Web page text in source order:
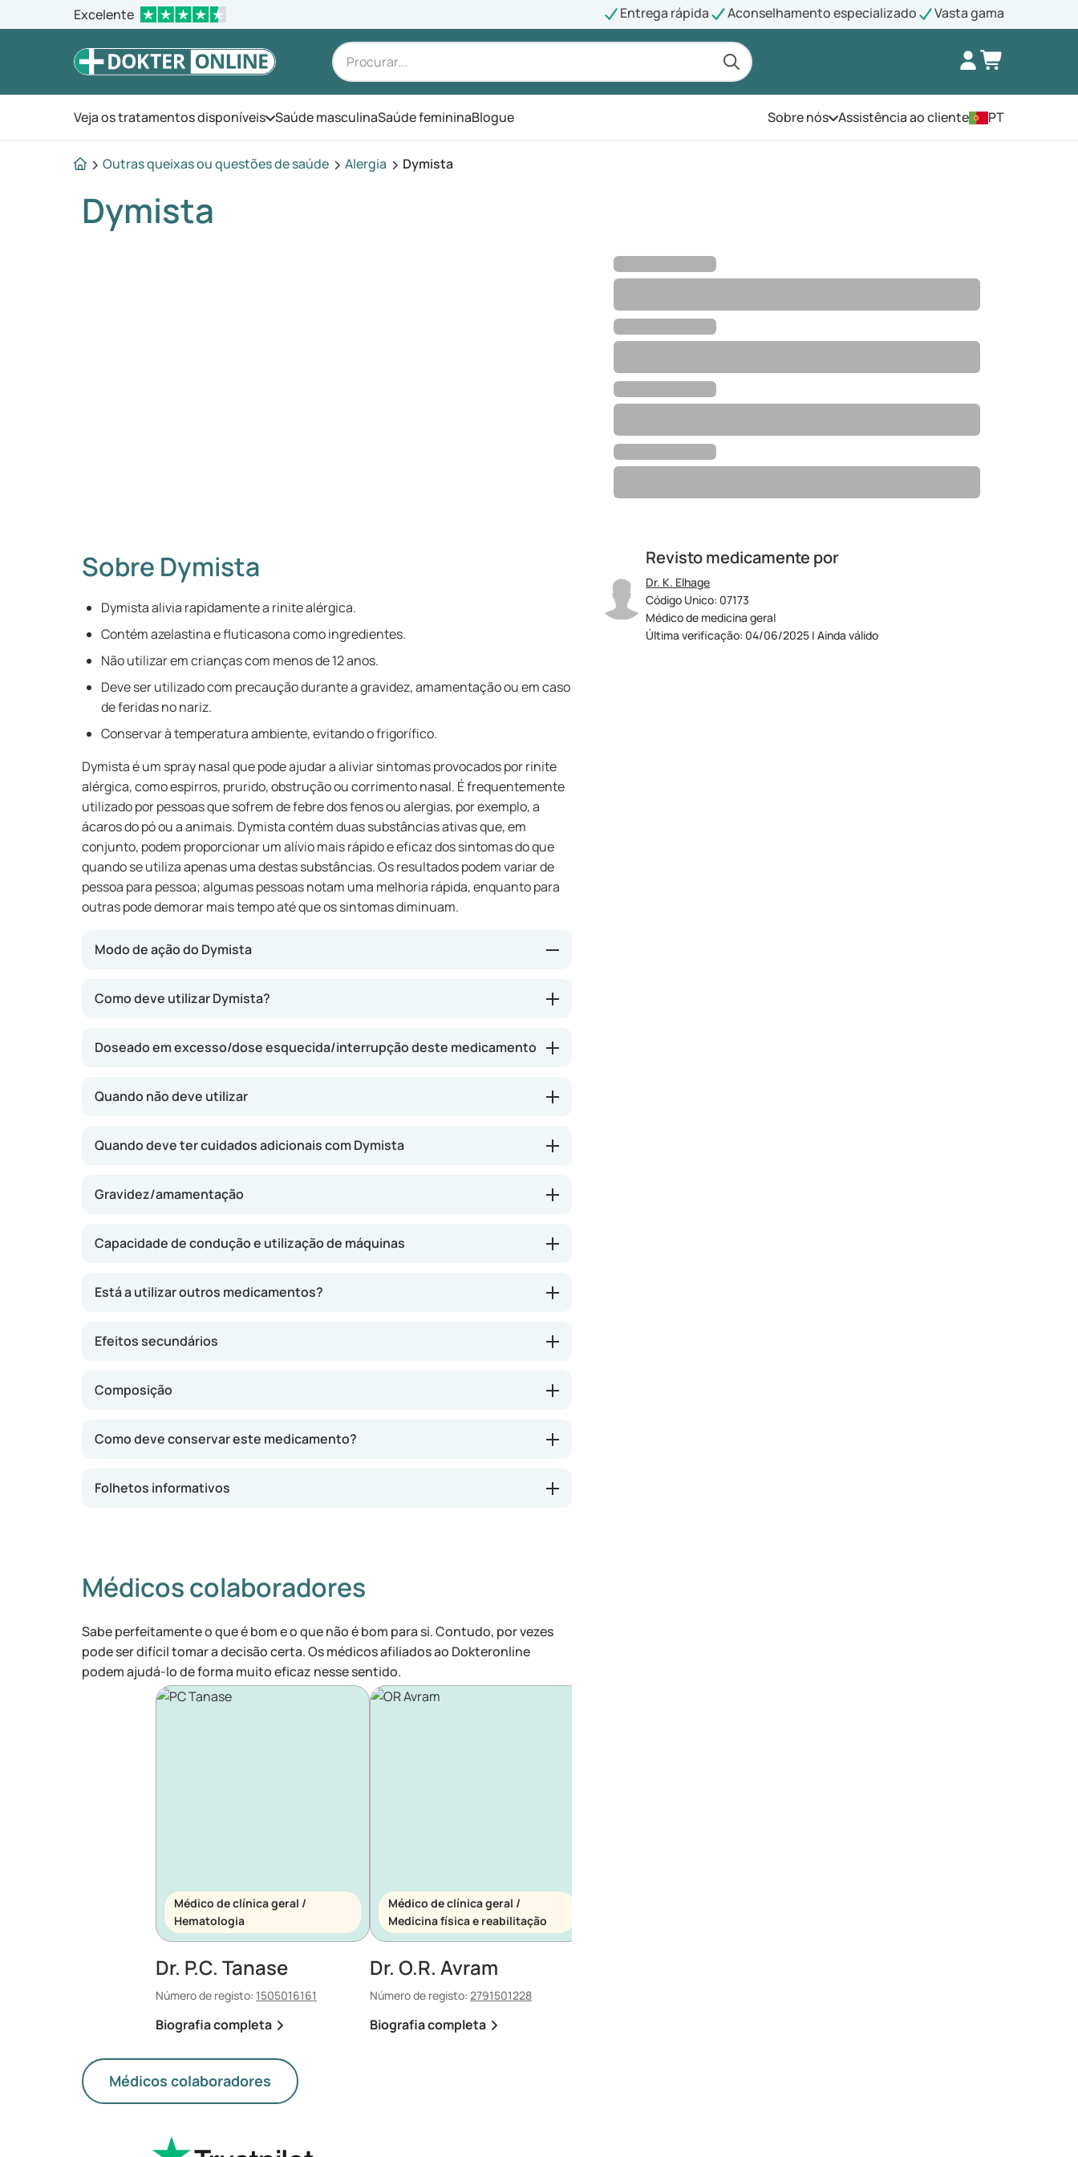
Excelente Entrega rápida Aconselhamento especializado Vasta gama
Veja os tratamentos disponíveisAbra o menu
Saúde masculinaSaúde femininaBlogue Sobre nósAbra o menu
Assistência ao cliente PT
Outras queixas ou questões de saúde Alergia Dymista
Dymista
Revisto medicamente por
Dr. K. Elhage
Código Unico: 07173
Médico de medicina geral
Última verificação: 04/06/2025 | Ainda válido
Sobre Dymista
Dymista alivia rapidamente a rinite alérgica.
Contém azelastina e fluticasona como ingredientes.
Não utilizar em crianças com menos de 12 anos.
Deve ser utilizado com precaução durante a gravidez, amamentação ou em caso
de feridas no nariz.
Conservar à temperatura ambiente, evitando o frigorífico.
Dymista é um spray nasal que pode ajudar a aliviar sintomas provocados por rinite
alérgica, como espirros, prurido, obstrução ou corrimento nasal. É frequentemente
utilizado por pessoas que sofrem de febre dos fenos ou alergias, por exemplo, a
ácaros do pó ou a animais. Dymista contém duas substâncias ativas que, em
conjunto, podem proporcionar um alívio mais rápido e eficaz dos sintomas do que
quando se utiliza apenas uma destas substâncias. Os resultados podem variar de
pessoa para pessoa; algumas pessoas notam uma melhoria rápida, enquanto para
outras pode demorar mais tempo até que os sintomas diminuam.
Modo de ação do Dymista
alérgicas) e fluticasona (reduz inflamações na mucosa nasal). Juntas, podem
Dymista atua localmente no nariz e pode proporcionar alívio em poucas horas.
eficazes.
Como deve utilizar Dymista?
Doseado em excesso/dose esquecida/interrupção deste medicamento
Quando não deve utilizar
Quando deve ter cuidados adicionais com Dymista
Gravidez/amamentação
Capacidade de condução e utilização de máquinas
Está a utilizar outros medicamentos?
Efeitos secundários
Composição
Como deve conservar este medicamento?
Folhetos informativos
Médicos colaboradores
Sabe perfeitamente o que é bom e o que não é bom para si. Contudo, por vezes
pode ser difícil tomar a decisão certa. Os médicos afiliados ao Dokteronline
podem ajudá-lo de forma muito eficaz nesse sentido.
Médico de clínica geral /
Hematologia
Dr. P.C. Tanase
Número de registo: 1505016161
Biografia completa
Médico de clínica geral /
Medicina física e reabilitação
Dr. O.R. Avram
Número de registo: 2791501228
Biografia completa
Médicos colaboradores